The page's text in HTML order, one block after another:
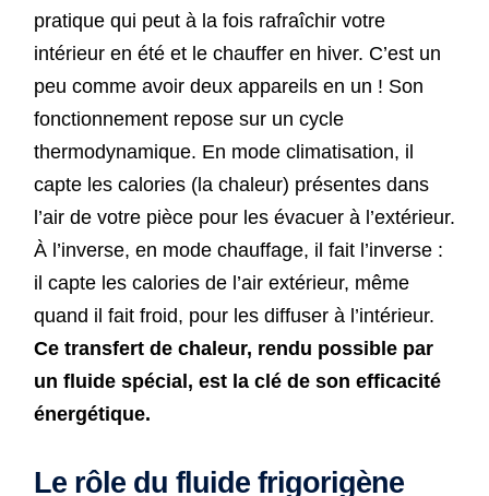
pratique qui peut à la fois rafraîchir votre
intérieur en été et le chauffer en hiver. C’est un
peu comme avoir deux appareils en un ! Son
fonctionnement repose sur un cycle
thermodynamique. En mode climatisation, il
capte les calories (la chaleur) présentes dans
l’air de votre pièce pour les évacuer à l’extérieur.
À l’inverse, en mode chauffage, il fait l’inverse :
il capte les calories de l’air extérieur, même
quand il fait froid, pour les diffuser à l’intérieur.
Ce transfert de chaleur, rendu possible par
un fluide spécial, est la clé de son efficacité
énergétique.
Le rôle du fluide frigorigène